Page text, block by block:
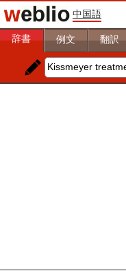
中国語
辞書 例文 翻訳